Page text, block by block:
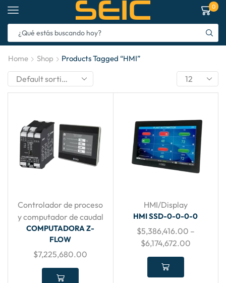
0
Home Shop Products Tagged “HMI”
Controlador de proceso
y computador de caudal
COMPUTADORA Z-
FLOW
$7,225,680.00
HMI/Display
HMI SSD-0-0-0-0
$5,386,416.00 –
$6,174,672.00